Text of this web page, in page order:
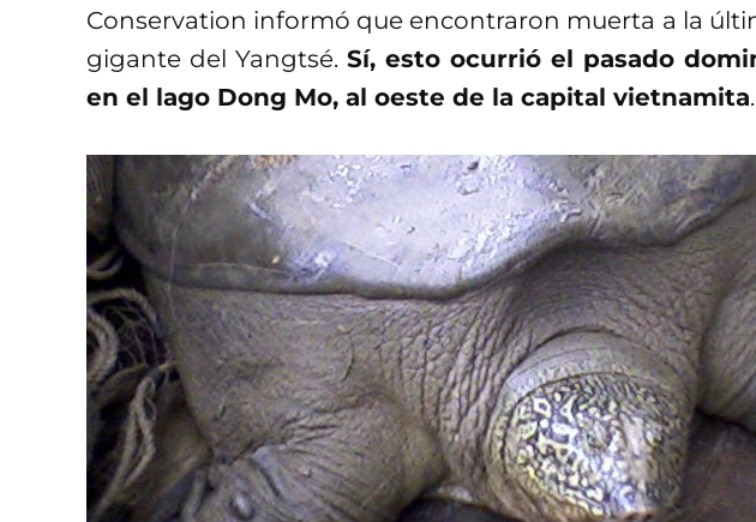
Conservation informó que encontraron muerta a la
gigante del Yangtsé. Sí, esto ocurrió el pasado
en el lago Dong Mo, al oeste de la capital vietnamita.